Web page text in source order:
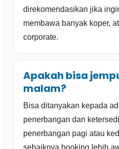
direkomendasikan jika
membawa banyak koper,
corporate.
Apakah bisa
malam?
Bisa ditanyakan kepada
penerbangan dan
penerbangan pagi atau
sebaiknya booking lebih